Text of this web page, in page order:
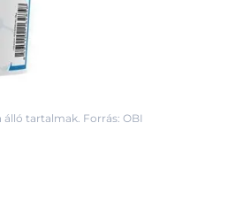
tartalmak. Forrás: OBI